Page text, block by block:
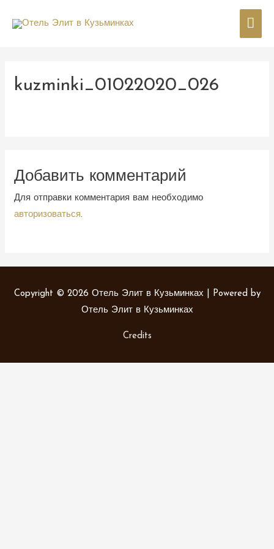
kuzminki_01022020_026
Добавить комментарий
Для отправки комментария вам необходимо
авторизоваться.
Copyright © 2026 Отель Элит в Кузьминках | Powered by
Отель Элит в Кузьминках
Credits